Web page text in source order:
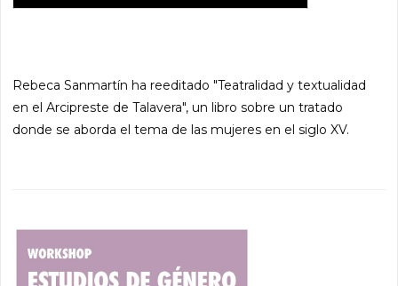
Rebeca Sanmartín ha reeditado "Teatralidad y textualidad
en el Arcipreste de Talavera", un libro sobre un tratado
donde se aborda el tema de las mujeres en el siglo XV.